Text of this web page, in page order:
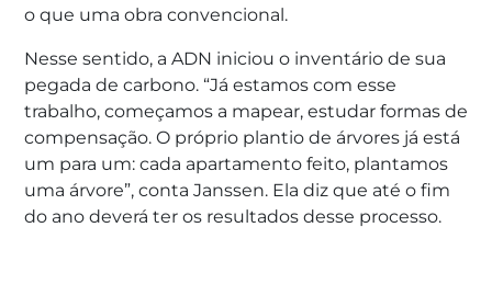
o que uma obra convencional.
Nesse sentido, a ADN iniciou o inventário de sua
pegada de carbono. “Já estamos com esse
trabalho, começamos a mapear, estudar formas de
compensação. O próprio plantio de árvores já está
um para um: cada apartamento feito, plantamos
uma árvore”, conta Janssen. Ela diz que até o fim
do ano deverá ter os resultados desse processo.